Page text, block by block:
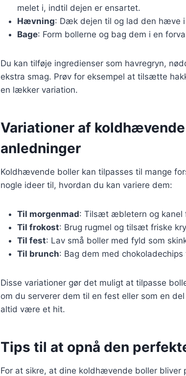
melet i, indtil dejen er ensartet.
Hævning: Dæk dejen til og lad den hæve
Bage: Form bollerne og bag dem i en
Du kan tilføje ingredienser som havregryn,
ekstra smag. Prøv for eksempel at tilsætte
en lækker variation.
Variationer af
anledninger
Koldhævende boller kan tilpasses til mange
nogle ideer til, hvordan du kan variere dem:
Til morgenmad: Tilsæt æbletern og kanel
Til frokost: Brug rugmel og tilsæt friske
Til fest: Lav små boller med fyld som
Til brunch: Bag dem med
Disse variationer gør det muligt at tilpasse
om du serverer dem til en fest eller som en
altid være et hit.
Tips til at opnå den
For at sikre, at dine koldhævende boller bliver